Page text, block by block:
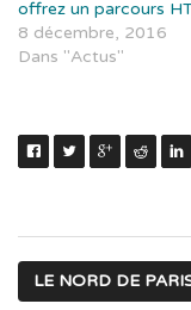
offrez un parcours
8 décembre, 2016
Dans "Actus"
LE NORD DE